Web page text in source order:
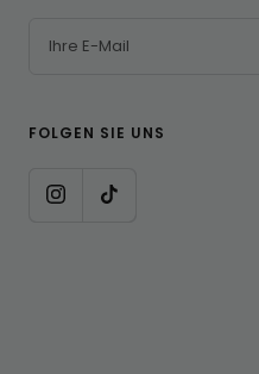
Ihre E-Mail
FOLGEN SIE UNS